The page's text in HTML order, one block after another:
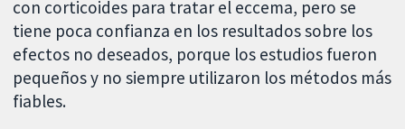
con corticoides para tratar el eccema, pero se
tiene poca confianza en los resultados sobre los
efectos no deseados, porque los estudios fueron
pequeños y no siempre utilizaron los métodos más
fiables.